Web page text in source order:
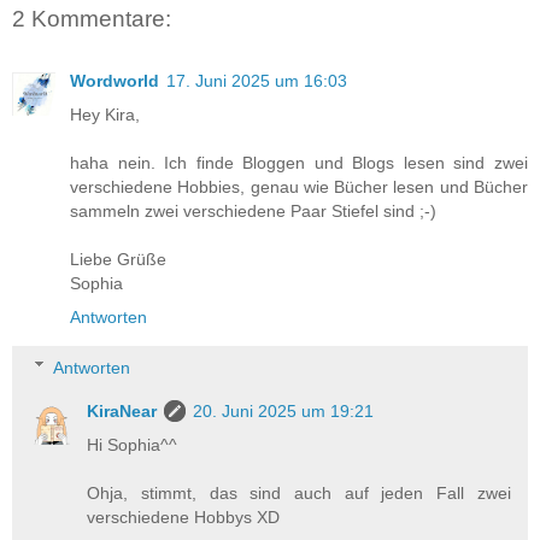
2 Kommentare:
Wordworld 17. Juni 2025 um 16:03
Hey Kira,
haha nein. Ich finde Bloggen und Blogs lesen sind zwei
verschiedene Hobbies, genau wie Bücher lesen und Bücher
sammeln zwei verschiedene Paar Stiefel sind ;-)
Liebe Grüße
Sophia
Antworten
Antworten
KiraNear
20. Juni 2025 um 19:21
Hi Sophia^^
Ohja, stimmt, das sind auch auf jeden Fall zwei
verschiedene Hobbys XD